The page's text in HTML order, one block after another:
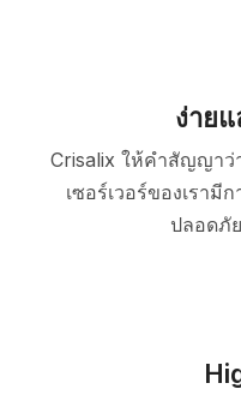
ง่าย
Crisalix ให้คำสัญญา
เซอร์เวอร์ของเรา
ปลอดภั